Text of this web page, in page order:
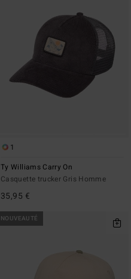
1
Ty Williams Carry On
Casquette trucker Gris Homme
35,95 €
NOUVEAUTÉ